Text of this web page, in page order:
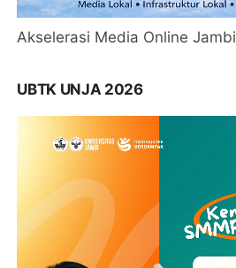
Akselerasi Media Online Jambi
UBTK UNJA 2026